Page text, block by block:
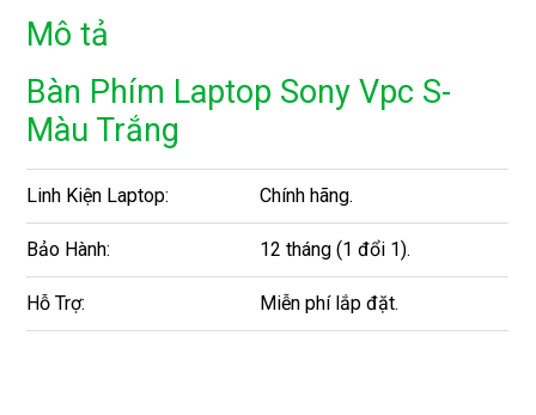
Mô tả
Bàn Phím Laptop Sony Vpc S-
Màu Trắng
Linh Kiện Laptop: Chính hãng.
Bảo Hành: 12 tháng (1 đổi 1).
Hỗ Trợ: Miễn phí lắp đặt.